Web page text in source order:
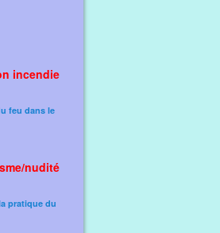
incendie
feu dans le
nudité
pratique du